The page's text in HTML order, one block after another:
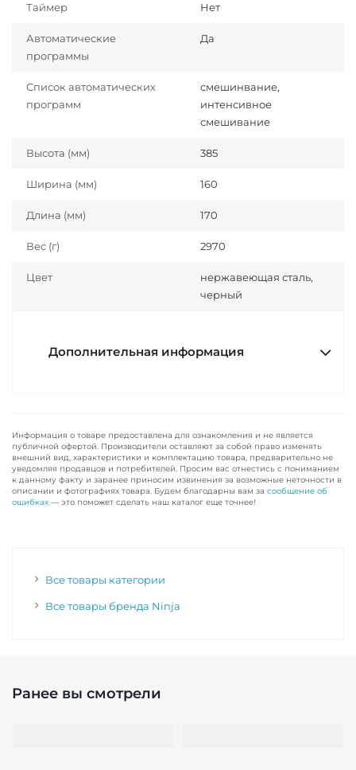
Таймер Нет
Автоматические
программы
Да
Список автоматических
программ
смешинвание,
интенсивное
смешивание
Высота (мм) 385
Ширина (мм) 160
Длина (мм) 170
Вес (г) 2970
Цвет
нержавеющая сталь,
черный
Дополнительная информация
Информация о товаре предоставлена для ознакомления и не является
публичной офертой. Производители оставляют за собой право изменять
внешний вид, характеристики и комплектацию товара, предварительно не
уведомляя продавцов и потребителей. Просим вас отнестись с пониманием
к данному факту и заранее приносим извинения за возможные неточности в
описании и фотографиях товара. Будем благодарны вам за сообщение об
ошибках — это поможет сделать наш каталог еще точнее!
Все товары категории
Все товары бренда Ninja
Ранее вы смотрели